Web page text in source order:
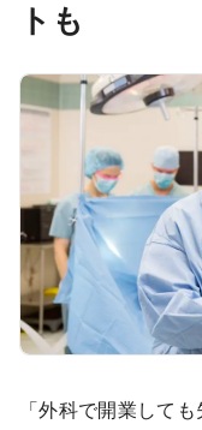
医療モール開業
継承開業（医院継
新規開業（戸建て
コンサルタント
開業支援事例
開業支援事例
施工事例
開業ノウハウ
開業セミ
トも
「外科で開業して